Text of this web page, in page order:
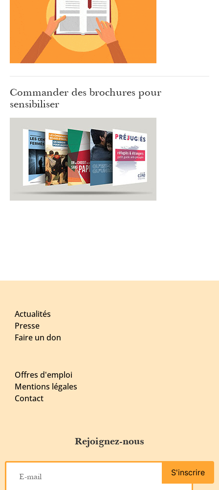
Commander des brochures pour
sensibiliser
Actualités
Presse
Faire un don
Offres d'emploi
Mentions légales
Contact
Rejoignez-nous
S'inscrire